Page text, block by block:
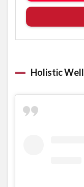
Holistic